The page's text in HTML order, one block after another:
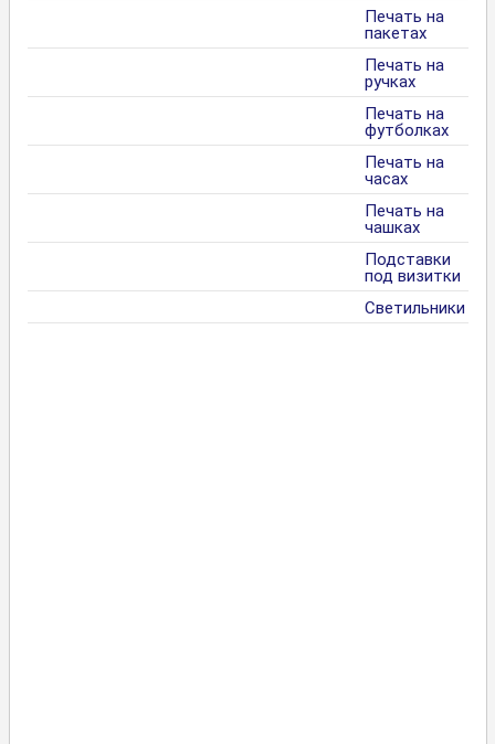
Печать на
пакетах
Печать на
ручках
Печать на
футболках
Печать на
часах
Печать на
чашках
Подставки
под визитки
Светильники